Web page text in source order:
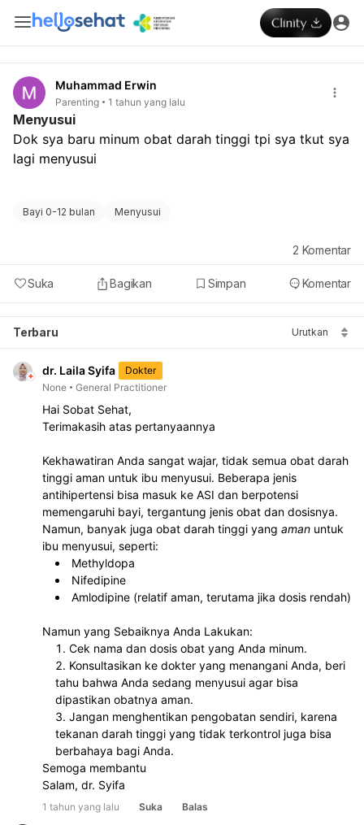
Muhammad Erwin
Parenting 1 tahun yang lalu
Menyusui
Dok sya baru minum obat darah tinggi tpi sya tkut sya
lagi menyusui
Bayi 0-12 bulan Menyusui
Suka Bagikan Simpan Komentar
2 Komentar
Terbaru Urutkan
dr. Laila Syifa
Dokter
None
General Practitioner
Hai Sobat Sehat,
Terimakasih atas pertanyaannya
Kekhawatiran Anda sangat wajar, tidak semua obat darah
tinggi aman untuk ibu menyusui. Beberapa jenis
antihipertensi bisa masuk ke ASI dan berpotensi
memengaruhi bayi, tergantung jenis obat dan dosisnya.
Namun, banyak juga obat darah tinggi yang aman untuk
ibu menyusui, seperti:
Methyldopa
Nifedipine
Amlodipine (relatif aman, terutama jika dosis rendah)
Namun yang Sebaiknya Anda Lakukan:
Cek nama dan dosis obat yang Anda minum.
Konsultasikan ke dokter yang menangani Anda, beri
tahu bahwa Anda sedang menyusui agar bisa
dipastikan obatnya aman.
Jangan menghentikan pengobatan sendiri, karena
tekanan darah tinggi yang tidak terkontrol juga bisa
berbahaya bagi Anda.
Semoga membantu
Salam, dr. Syifa
1 tahun yang lalu Suka Balas